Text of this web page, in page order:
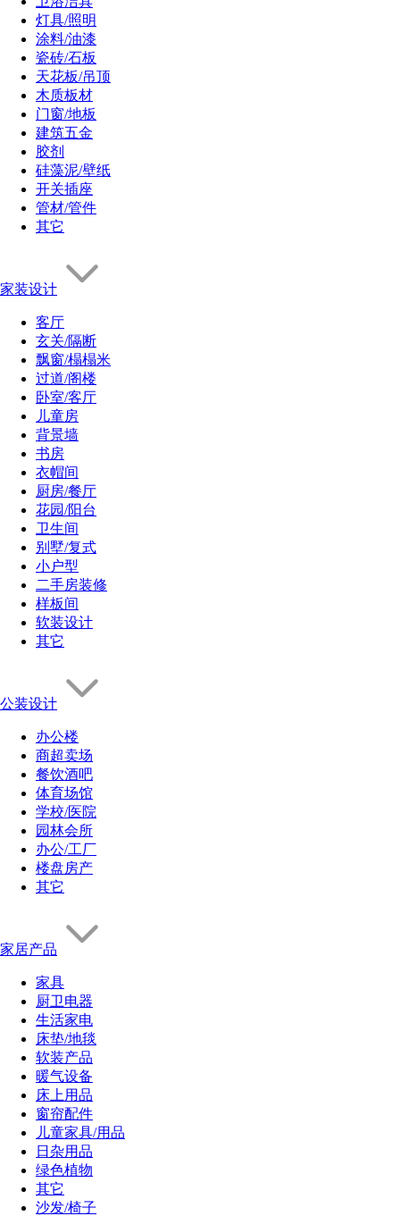
灯具/照明
涂料/油漆
瓷砖/石板
天花板/吊顶
木质板材
门窗/地板
建筑五金
胶剂
硅藻泥/壁纸
开关插座
管材/管件
其它
家装设计
客厅
玄关/隔断
飘窗/榻榻米
过道/阁楼
卧室/客厅
儿童房
背景墙
书房
衣帽间
厨房/餐厅
花园/阳台
卫生间
别墅/复式
小户型
二手房装修
样板间
软装设计
其它
公装设计
办公楼
商超卖场
餐饮酒吧
体育场馆
学校/医院
园林会所
办公/工厂
楼盘房产
其它
家居产品
家具
厨卫电器
生活家电
床垫/地毯
软装产品
暖气设备
床上用品
窗帘配件
儿童家具/用品
日杂用品
绿色植物
其它
沙发/椅子